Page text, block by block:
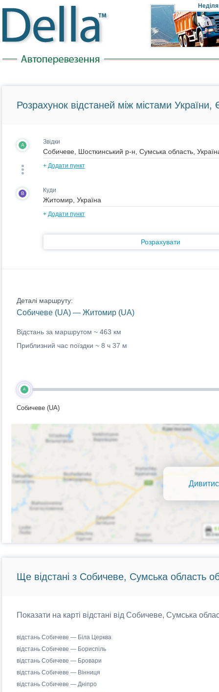
Неділя
Розрахунок відстаней між містами України,
A Звідки
+ Додати пункт
B Куди
+ Додати пункт
Розрахувати
Деталі маршруту:
Собичеве (UA) — Житомир (UA)
Відстань за маршрутом ~ 463 км
Приблизний час поїздки ~ 8 ч 37 м
A
Собичеве (UA)
Ще відстані з Собичеве, Сумська область
Показати на карті відстані від Собичеве, Сумська
відстань Собичеве — Біла Церква
відстань Собичеве — Бориспіль
відстань Собичеве — Бровари
відстань Собичеве — Вінниця
відстань Собичеве — Дніпро